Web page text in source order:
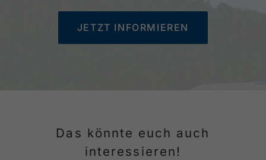
JETZT INFORMIEREN
Das könnte euch auch
interessieren!